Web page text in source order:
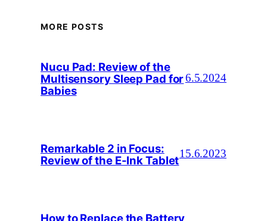
MORE POSTS
Nucu Pad: Review of the
Multisensory Sleep Pad for
Babies
6.5.2024
Remarkable 2 in Focus:
Review of the E-Ink Tablet15.6.2023
How to Replace the Battery